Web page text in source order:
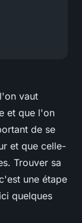
vaut
et que l'on
de se
et que celle-
Trouver sa
une étape
quelques